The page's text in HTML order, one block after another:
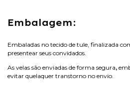
Embalagem:
Embaladas no tecido de tule, finalizada
presentear seus convidados.
As velas são enviadas de forma segura,
evitar quelaquer transtorno no envio.